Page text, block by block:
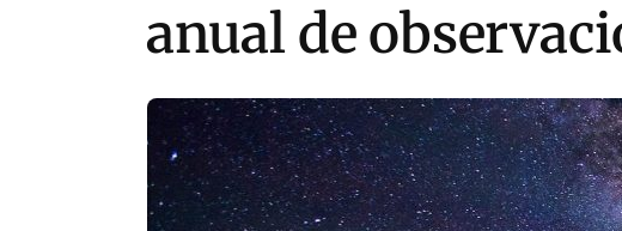
anual de